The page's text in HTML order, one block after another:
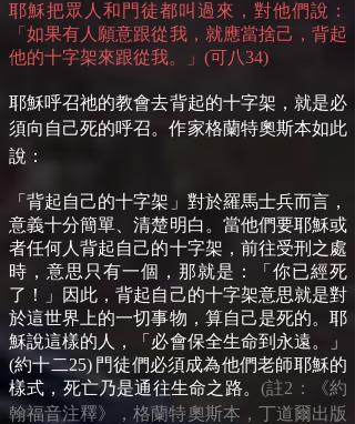
耶穌把眾人和門徒都叫過來，對他們說：
「如果有人願意跟從我，就應當捨己，背起
他的十字架來跟從我。」(可八34)
耶穌呼召祂的教會去背起的十字架，就是必
須向自己死的呼召。作家格蘭特奧斯本如此
說：
「背起自己的十字架」對於羅馬士兵而言，
意義十分簡單、清楚明白。當他們要耶穌或
者任何人背起自己的十字架，前往受刑之處
時，意思只有一個，那就是：「你已經死
了！」因此，背起自己的十字架意思就是對
於這世界上的一切事物，算自己是死的。耶
穌說這樣的人，「必會保全生命到永遠。」
(約十二25) 門徒們必須成為他們老師耶穌的
樣式，死亡乃是通往生命之路。 (註2：《約
翰福音注釋》，格蘭特奧斯本，丁道爾出版